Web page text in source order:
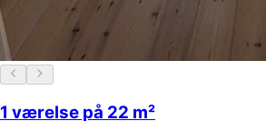
1 værelse på 22 m²